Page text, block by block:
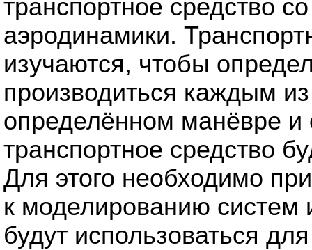
транспортное средство
аэродинамики.
изучаются, чтобы
производиться каждым из
определённом манёвре и
транспортное средство
Для этого необходимо
к моделированию систем
будут использоваться